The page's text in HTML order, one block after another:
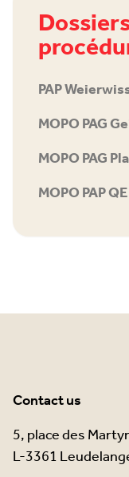
PAP
MOPO PAG
MOPO PAG
MOPO PAP
Contact us
5, place des
L-3361